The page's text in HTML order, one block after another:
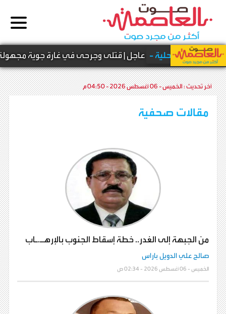
أخبار محلية - عاجل | قتلى وجرحى في غارة جوية مجهولة
آخر تحديث :الخميس - 06 أغسطس 2026 - 04:50 م
مقالات صحفية
من الجبهة إلى الغدر.. خطة إسقاط الجنوب بالإرهـ.ـاب
صالح علي الدويل باراس
الخميس - 06 أغسطس 2026 - 02:34 ص